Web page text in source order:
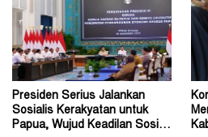
Presiden Serius Jalankan
Sosialis Kerakyatan untuk
Papua, Wujud Keadilan Sosial